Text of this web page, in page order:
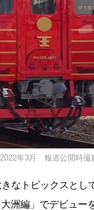
年3月 報道公開時撮
なトピックスとし
洲編」でデビュー